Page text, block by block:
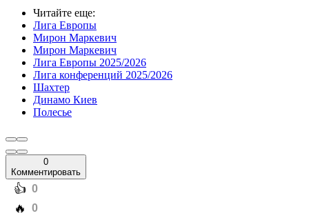
Читайте еще:
Лига Европы
Мирон Маркевич
Мирон Маркевич
Лига Европы 2025/2026
Лига конференций 2025/2026
Шахтер
Динамо Киев
Полесье
0
Комментировать
️👍 0
️🔥 0